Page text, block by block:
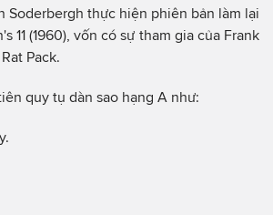
Soderbergh thực hiện phiên bản làm lại
11 (1960), vốn có sự tham gia của Frank
Pack.
quy tụ dàn sao hạng A như: